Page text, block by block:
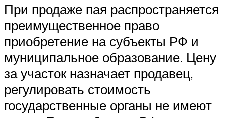
При продаже пая распространяется
преимущественное право
приобретение на субъекты РФ и
муниципальное образование. Цену
за участок назначает продавец,
регулировать стоимость
государственные органы не имеют